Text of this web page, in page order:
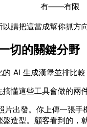
有——有限
以請把這當成幫你抓
切的關鍵分野
AI 生成漢堡並排比
懂這些工具會做的兩
片出發。你上傳一張
造型。顧客看到的，就